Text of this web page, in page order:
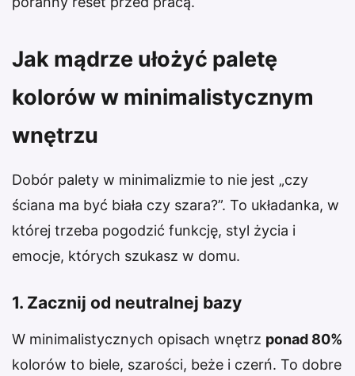
Jak mądrze ułożyć paletę
kolorów w minimalistycznym
wnętrzu
Dobór palety w minimalizmie to nie jest „czy
ściana ma być biała czy szara?”. To układanka, w
której trzeba pogodzić funkcję, styl życia i
emocje, których szukasz w domu.
1. Zacznij od neutralnej bazy
W minimalistycznych opisach wnętrz ponad 80%
kolorów to biele, szarości, beże i czerń. To dobre